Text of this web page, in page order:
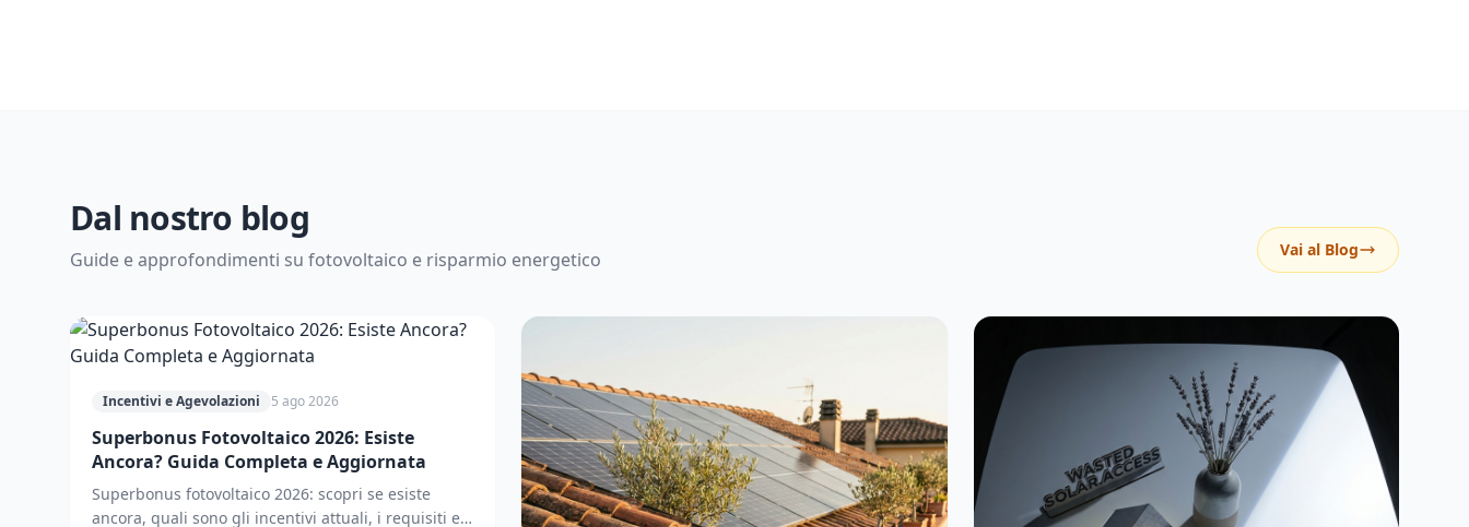
Dal nostro blog
Guide e approfondimenti su fotovoltaico e risparmio energetico Vai al Blog
Incentivi e Agevolazioni 5 ago 2026
Superbonus Fotovoltaico 2026: Esiste
Ancora? Guida Completa e Aggiornata
Superbonus fotovoltaico 2026: scopri se esiste
ancora, quali sono gli incentivi attuali, i requisiti e